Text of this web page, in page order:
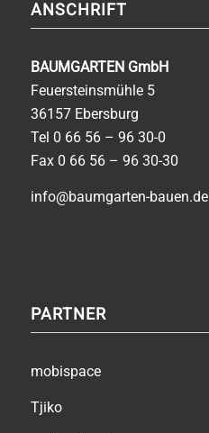
ANSCHRIFT
BAUMGARTEN GmbH
Feuersteinsmühle 5
36157 Ebersburg
Tel 0 66 56 – 96 30-0
Fax 0 66 56 – 96 30-30
info@baumgarten-bauen.de
PARTNER
mobispace
Tjiko